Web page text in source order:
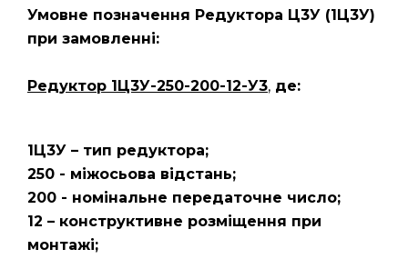
Умовне позначення Редуктора Ц3У (1Ц3У)
при замовленні:
Редуктор 1Ц3У-250-200-12-У3, де:
1Ц3У – тип редуктора;
250 - міжосьова відстань;
200 - номінальне передаточне число;
12 – конструктивне розміщення при
монтажі;